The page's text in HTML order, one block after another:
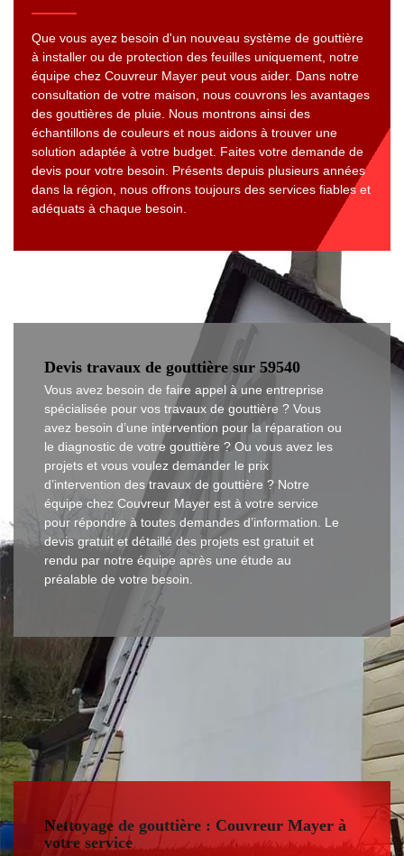
Que vous ayez besoin d'un nouveau système de gouttière
à installer ou de protection des feuilles uniquement, notre
équipe chez Couvreur Mayer peut vous aider. Dans notre
consultation de votre maison, nous couvrons les avantages
des gouttières de pluie. Nous montrons ainsi des
échantillons de couleurs et nous aidons à trouver une
solution adaptée à votre budget. Faites votre demande de
devis pour votre besoin. Présents depuis plusieurs années
dans la région, nous offrons toujours des services fiables et
adéquats à chaque besoin.
Devis travaux de gouttière sur 59540
Vous avez besoin de faire appel à une entreprise
spécialisée pour vos travaux de gouttière ? Vous
avez besoin d’une intervention pour la réparation ou
le diagnostic de votre gouttière ? Ou vous avez les
projets et vous voulez demander le prix
d’intervention des travaux de gouttière ? Notre
équipe chez Couvreur Mayer est à votre service
pour répondre à toutes demandes d’information. Le
devis gratuit et détaillé des projets est gratuit et
rendu par notre équipe après une étude au
préalable de votre besoin.
Nettoyage de gouttière : Couvreur Mayer à
votre service